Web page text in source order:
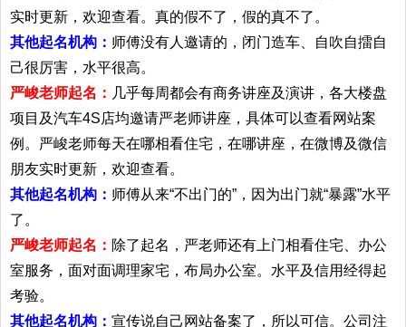
实时更新，欢迎查看。真的假不了，假的真不了。
其他起名机构： 师傅没有人邀请的，闭门造车、自吹自擂自
己很厉害，水平很高。
严峻老师起名： 几乎每周都会有商务讲座及演讲，各大楼盘
项目及汽车4S店均邀请严老师讲座，具体可以查看网站案
例。严峻老师每天在哪相看住宅，在哪讲座，在微博及微信
朋友实时更新，欢迎查看。
其他起名机构： 师傅从来“不出门的”，因为出门就“暴露”水平
了。
严峻老师起名： 除了起名，严老师还有上门相看住宅、办公
室服务，面对面调理家宅，布局办公室。水平及信用经得起
考验。
其他起名机构： 宣传说自己网站备案了，所以可信。公司注